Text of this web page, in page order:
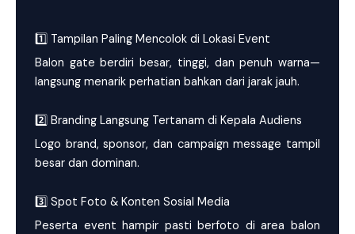
1️⃣ Tampilan Paling Mencolok di Lokasi Event
Balon gate berdiri besar, tinggi, dan penuh warna—
langsung menarik perhatian bahkan dari jarak jauh.
2️⃣ Branding Langsung Tertanam di Kepala Audiens
Logo brand, sponsor, dan campaign message tampil
besar dan dominan.
3️⃣ Spot Foto & Konten Sosial Media
Peserta event hampir pasti berfoto di area balon